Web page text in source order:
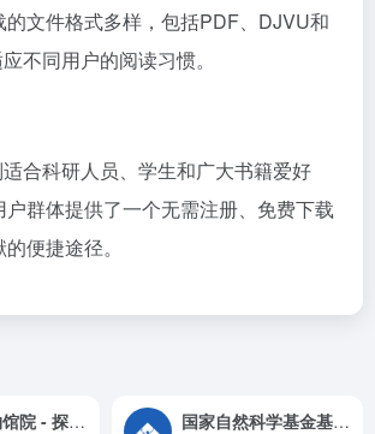
文件格式多样，包括PDF、DJVU和
不同用户的阅读习惯。
合科研人员、学生和广大书籍爱好
群体提供了一个无需注册、免费下载
便捷途径。
史密森博物馆院 - 探索丰富的艺术与科学藏品 国家自然科学基金基础研究知识库 - 基础研究信息服务平台